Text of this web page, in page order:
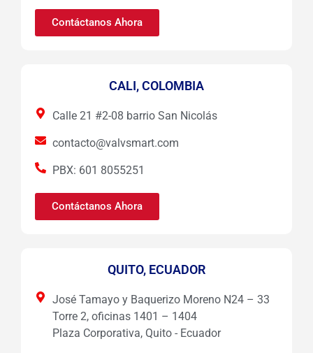
Contáctanos Ahora
CALI, COLOMBIA
Calle 21 #2-08 barrio San Nicolás
contacto@valvsmart.com
PBX: 601 8055251
Contáctanos Ahora
QUITO, ECUADOR
José Tamayo y Baquerizo Moreno N24 – 33
Torre 2, oficinas 1401 – 1404
Plaza Corporativa, Quito - Ecuador